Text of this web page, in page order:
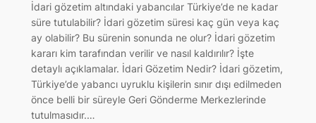
İdari gözetim altındaki yabancılar Türkiye’de ne kadar
süre tutulabilir? İdari gözetim süresi kaç gün veya kaç
ay olabilir? Bu sürenin sonunda ne olur? İdari gözetim
kararı kim tarafından verilir ve nasıl kaldırılır? İşte
detaylı açıklamalar. İdari Gözetim Nedir? İdari gözetim,
Türkiye’de yabancı uyruklu kişilerin sınır dışı edilmeden
önce belli bir süreyle Geri Gönderme Merkezlerinde
tutulmasıdır.…